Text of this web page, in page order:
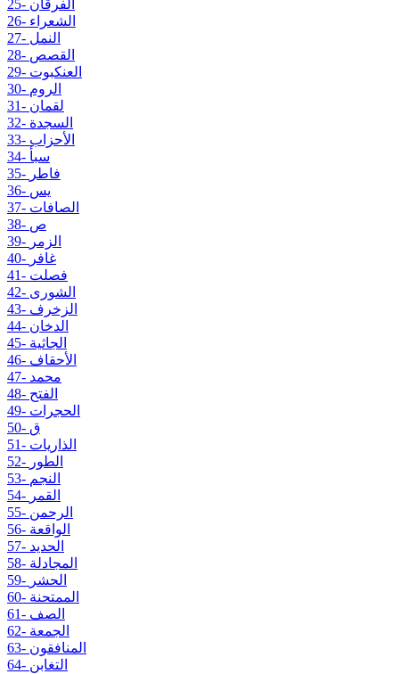
25- الفرقان
26- الشعراء
27- النمل
28- القصص
29- العنكبوت
30- الروم
31- لقمان
32- السجدة
33- الأحزاب
34- سبأ
35- فاطر
36- يس
37- الصافات
38- ص
39- الزمر
40- غافر
41- فصلت
42- الشورى
43- الزخرف
44- الدخان
45- الجاثية
46- الأحقاف
47- محمد
48- الفتح
49- الحجرات
50- ق
51- الذاريات
52- الطور
53- النجم
54- القمر
55- الرحمن
56- الواقعة
57- الحديد
58- المجادلة
59- الحشر
60- الممتحنة
61- الصف
62- الجمعة
63- المنافقون
64- التغابن